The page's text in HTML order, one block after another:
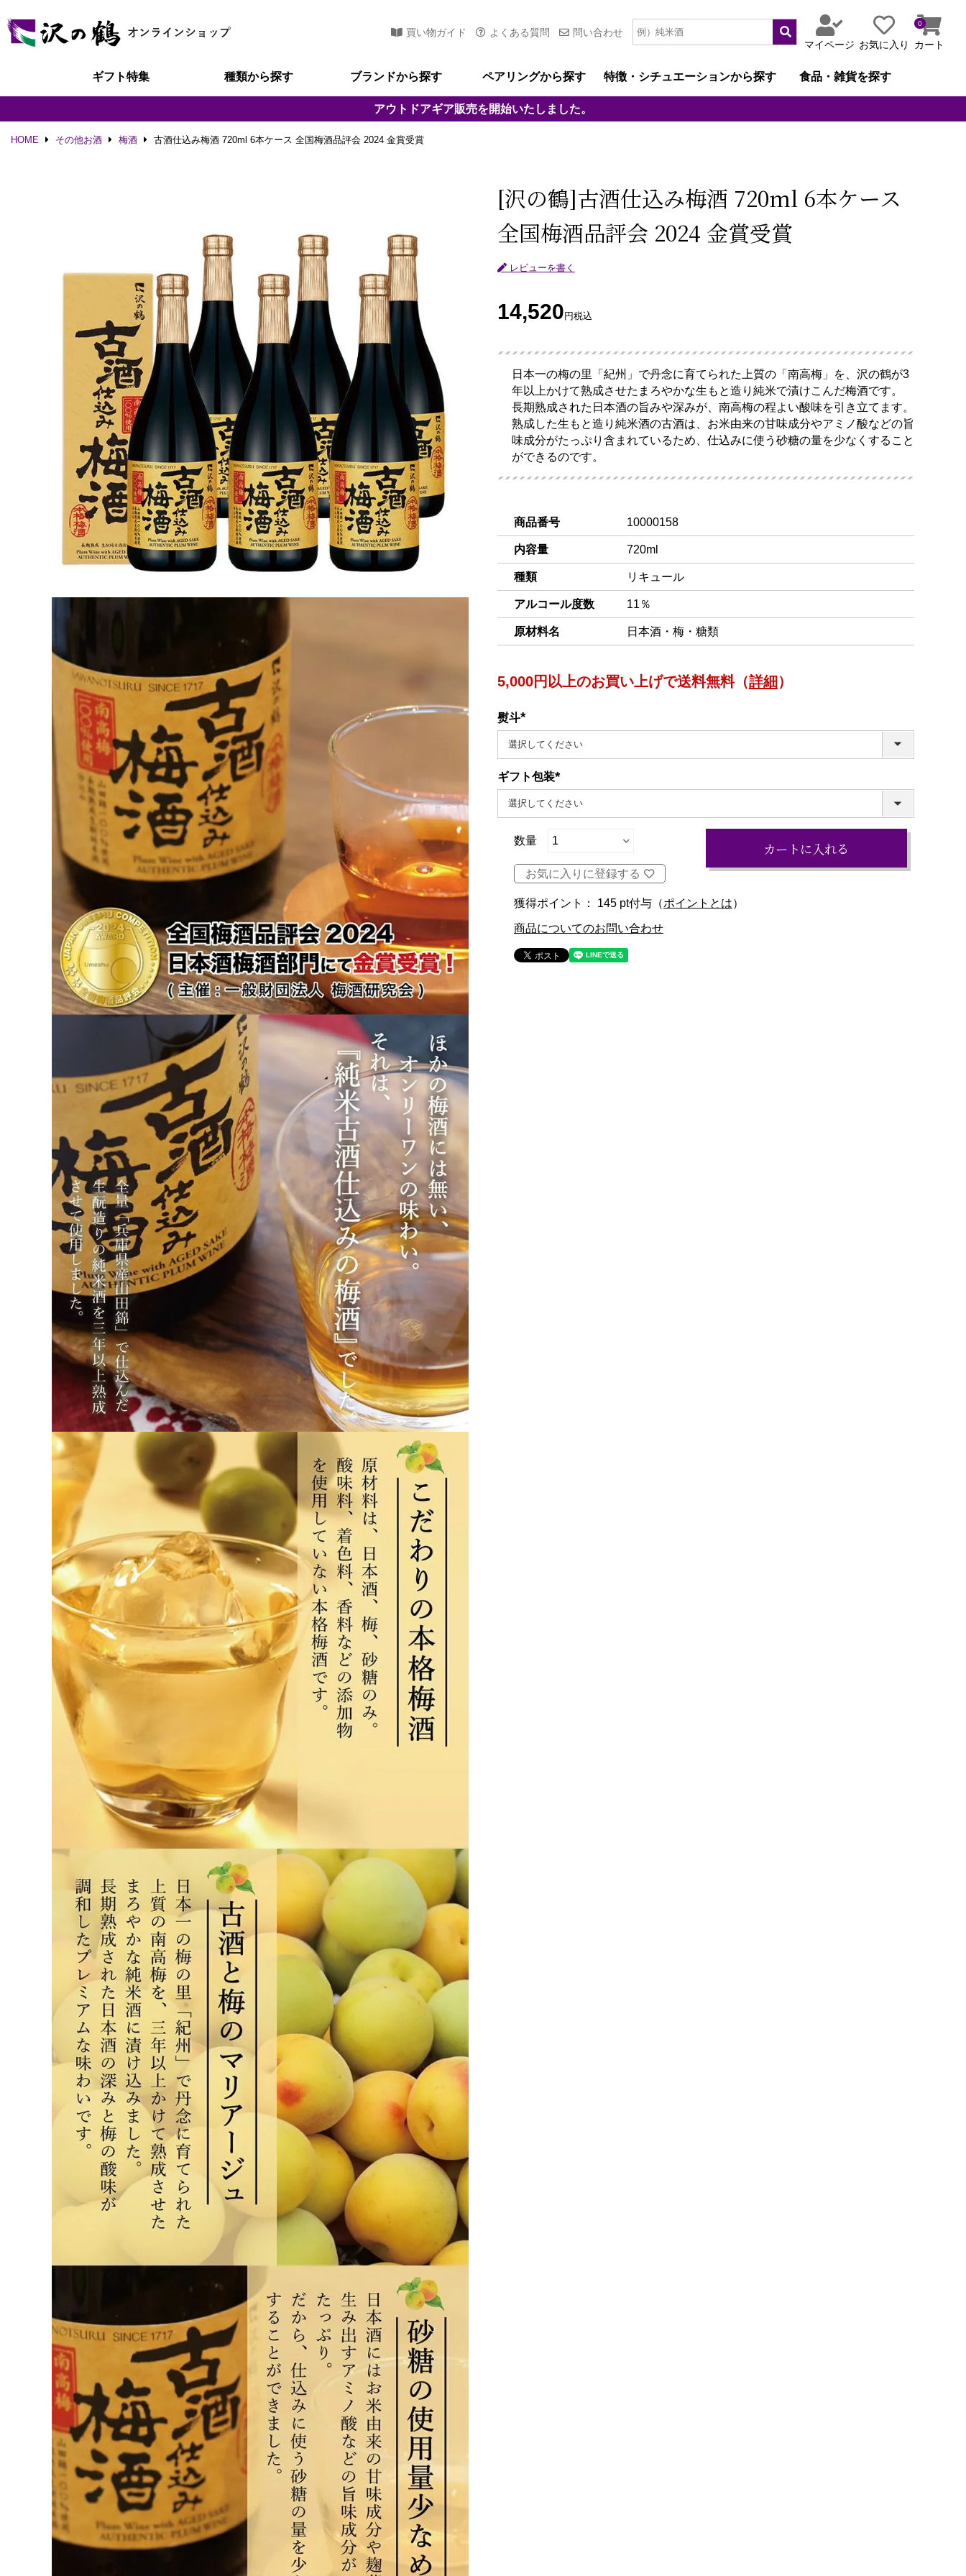
買い物ガイド よくある質問
問い合わせ
マイページ お気に入り
0
カート
ギフト特集 種類から探す ブランドから探す ペアリングから探す 特徴・シチュエーションから探す 食品・雑貨を探す
アウトドアギア販売を開始いたしました。
HOME その他お酒 梅酒 古酒仕込み梅酒 720ml 6本ケース 全国梅酒品評会 2024 金賞受賞
[沢の鶴]古酒仕込み梅酒 720ml 6本ケース
全国梅酒品評会 2024 金賞受賞
レビューを書く
14,520 円税込
日本一の梅の里「紀州」で丹念に育てられた上質の「南高梅」を、沢の鶴が3
年以上かけて熟成させたまろやかな生もと造り純米で漬けこんだ梅酒です。
長期熟成された日本酒の旨みや深みが、南高梅の程よい酸味を引き立てます。
熟成した生もと造り純米酒の古酒は、お米由来の甘味成分やアミノ酸などの旨
味成分がたっぷり含まれているため、仕込みに使う砂糖の量を少なくすること
ができるのです。
商品番号 10000158
内容量 720ml
種類 リキュール
アルコール度数 11％
原材料名 日本酒・梅・糖類
5,000円以上のお買い上げで送料無料（詳細 ）
熨斗
(必
須)
ギフト包装
(必
須)
お気に入りに登録する
カートに入れる
獲得ポイント： 145 pt付与（ポイントとは）
商品についてのお問い合わせ